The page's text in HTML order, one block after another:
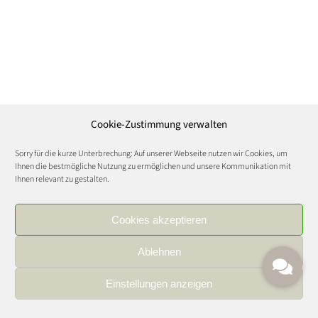
Cookie-Zustimmung verwalten
Sorry für die kurze Unterbrechung: Auf unserer Webseite nutzen wir Cookies, um
Ihnen die bestmögliche Nutzung zu ermöglichen und unsere Kommunikation mit
Ihnen relevant zu gestalten.
Cookies akzeptieren
Ablehnen
Einstellungen anzeigen
IMPRESSUM|DATENSCHUTZ|KARRIERE
FOOD AND WINE CULTURE © Copyright 2021 | All Rights Reserved